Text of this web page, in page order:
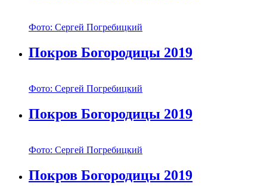
Фото: Сергей Погребицкий
Покров Богородицы 2019
Фото: Сергей Погребицкий
Покров Богородицы 2019
Фото: Сергей Погребицкий
Покров Богородицы 2019